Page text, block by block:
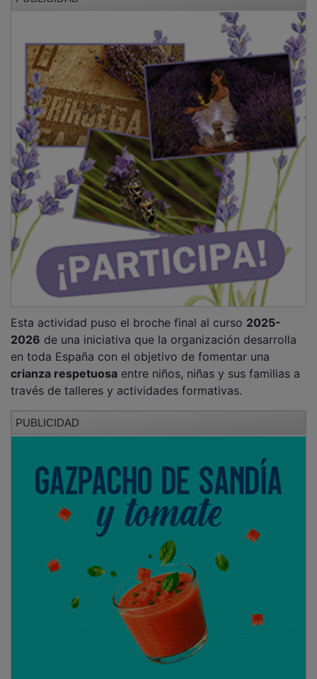
2026de una iniciativa que la organización desarrolla
en toda España con el objetivo de fomentar una
crianza respetuosa entre niños, niñas y sus familias a
través de talleres y actividades formativas.